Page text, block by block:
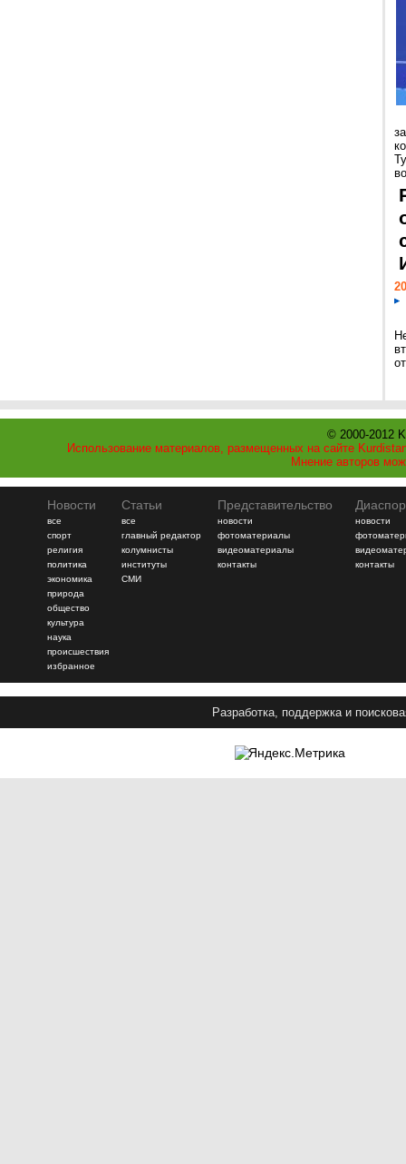
© 2000-2012
Использование материалов, размещенных на сайте
Мнение авторов
Новости
все
спорт
религия
политика
экономика
природа
общество
культура
наука
происшествия
избранное
Статьи
все
главный редактор
колумнисты
институты
СМИ
Представительство
новости
фотоматериалы
видеоматериалы
контакты
новости
контакты
Разработка, поддержка и